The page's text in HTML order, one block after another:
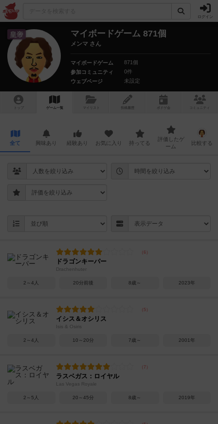
ログイン
皇帝 マイボードゲーム 871個
メンマ さん
マイボードゲーム
871個
参加コミュニティ
0件
ウェブページ
未設定
トップ ゲーム一覧 マイリスト 投稿履歴 ボ ドゲ コミュニティ
全て 興味あり 経験あり お気に入り 持ってる
評価したゲ
ーム
比較する
ドラゴンキーパー
Drachenhuter
2～4人 20分前後 8歳～ 2023年
イシス＆オシリス
Isis & Osiris
2～4人 10～20分 7歳～ 2001年
ラスベガス：ロイヤル
Las Vegas Royale
2～5人 20～45分 8歳～ 2019年